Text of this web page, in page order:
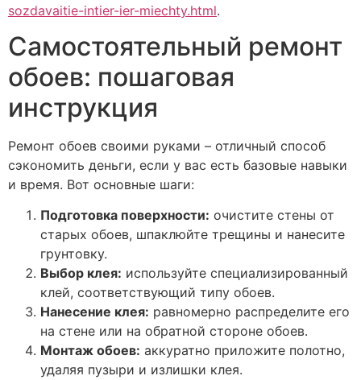
sozdavaitie-intier-ier-miechty.html.
Самостоятельный ремонт
обоев: пошаговая
инструкция
Ремонт обоев своими руками – отличный способ
сэкономить деньги, если у вас есть базовые навыки
и время. Вот основные шаги:
Подготовка поверхности: очистите стены от
старых обоев, шпаклюйте трещины и нанесите
грунтовку.
Выбор клея: используйте специализированный
клей, соответствующий типу обоев.
Нанесение клея: равномерно распределите его
на стене или на обратной стороне обоев.
Монтаж обоев: аккуратно приложите полотно,
удаляя пузыри и излишки клея.